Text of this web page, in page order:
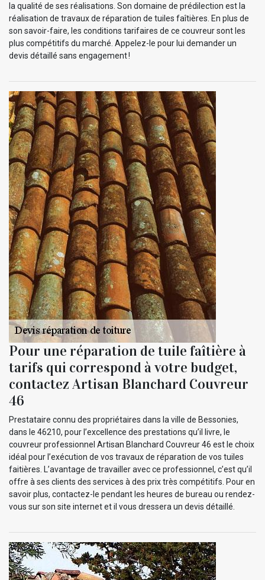
la qualité de ses réalisations. Son domaine de prédilection est la
réalisation de travaux de réparation de tuiles faîtières. En plus de
son savoir-faire, les conditions tarifaires de ce couvreur sont les
plus compétitifs du marché. Appelez-le pour lui demander un
devis détaillé sans engagement !
Pour une réparation de tuile faîtière à
tarifs qui correspond à votre budget,
contactez Artisan Blanchard Couvreur
46
Prestataire connu des propriétaires dans la ville de Bessonies,
dans le 46210, pour l’excellence des prestations qu’il livre, le
couvreur professionnel Artisan Blanchard Couvreur 46 est le choix
idéal pour l’exécution de vos travaux de réparation de vos tuiles
faitières. L’avantage de travailler avec ce professionnel, c’est qu’il
offre à ses clients des services à des prix très compétitifs. Pour en
savoir plus, contactez-le pendant les heures de bureau ou rendez-
vous sur son site internet et il vous dressera un devis détaillé.